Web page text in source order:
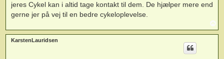
jeres Cykel kan i altid tage kontakt til dem. De hjælper mere end
gerne jer på vej til en bedre cykeloplevelse.
o
p
KarstenLauridsen